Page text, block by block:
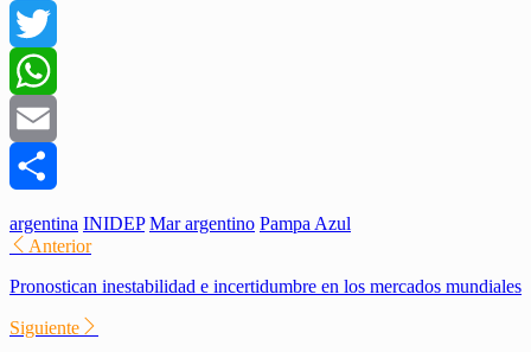
Facebook
Twitter
WhatsApp
Email
Compartir
argentina INIDEP Mar argentino Pampa Azul
Anterior
Pronostican inestabilidad e incertidumbre en los mercados mundiales
Siguiente